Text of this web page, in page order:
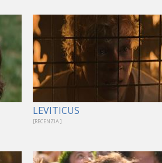
LEVITICUS
[RECENZIA ]